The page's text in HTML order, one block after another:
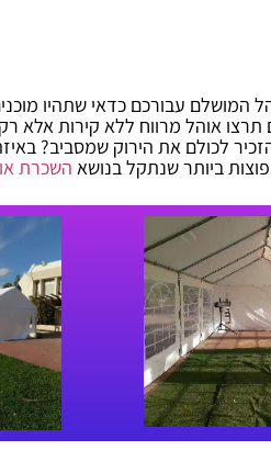
המושלם עבורכם כדאי שתהיו
אוהל מרווח ללא קירות אלא
לכולם את הירוק שמסביב?
ביותר שנתקל בנושא השכרת